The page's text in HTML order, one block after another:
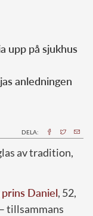
upp på sjukhus
anledningen
DELA:
av tradition,
prins Daniel, 52,
tillsammans